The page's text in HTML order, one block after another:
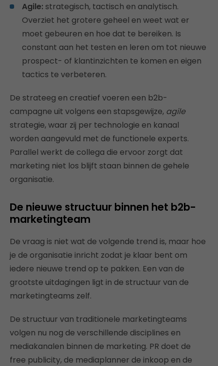
Agile: strategisch, tactisch en analytisch.
Overziet het grotere geheel en weet wat er
moet gebeuren en hoe dat te bereiken. Is
constant aan het testen en leren om tot nieuwe
prospect- of klantinzichten te komen en eigen
tactics te verbeteren.
De strateeg en creatief voeren een b2b-
campagne uit volgens een stapsgewijze, agile
strategie, waar zij per technologie en kanaal
worden aangevuld met de functionele experts.
Parallel werkt de collega die ervoor zorgt dat
marketing niet los blijft staan binnen de gehele
organisatie.
De nieuwe structuur binnen het b2b-
marketingteam
De vraag is niet wat de volgende trend is, maar hoe
je de organisatie inricht zodat je klaar bent om
iedere nieuwe trend op te pakken. Een van de
grootste uitdagingen ligt in de structuur van de
marketingteams zelf.
De structuur van traditionele marketingteams
volgen nu nog de verschillende disciplines en
mediakanalen binnen de marketing. PR doet de
free publicity, de mediaplanner de inkoop en de